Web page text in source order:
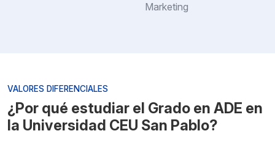
Marketing
VALORES DIFERENCIALES
¿Por qué estudiar el Grado en ADE en
la Universidad CEU San Pablo?